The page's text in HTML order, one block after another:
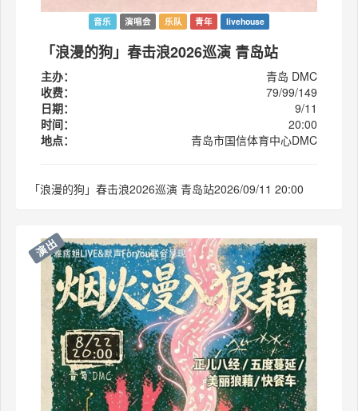
音乐 演唱会 乐队 青年 livehouse
「浪漫的狗」春击浪2026巡演 青岛站
主办：
青岛 DMC
收费：
79/99/149
日期：
9/11
时间：
20:00
地点：
青岛市国信体育中心DMC
「浪漫的狗」春击浪2026巡演 青岛站2026/09/11 20:00
演出